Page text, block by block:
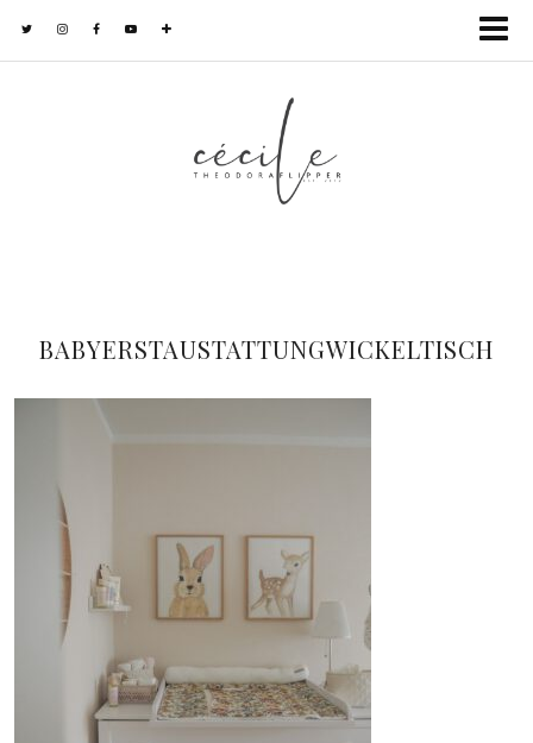
BABYERSTAUSTATTUNGWICKELTISCH